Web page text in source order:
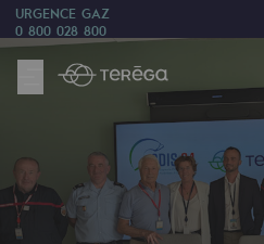
URGENCE GAZ
0 800 028 800
Nous sommes
Nous sommes
80 ans d'histoire
Teréga